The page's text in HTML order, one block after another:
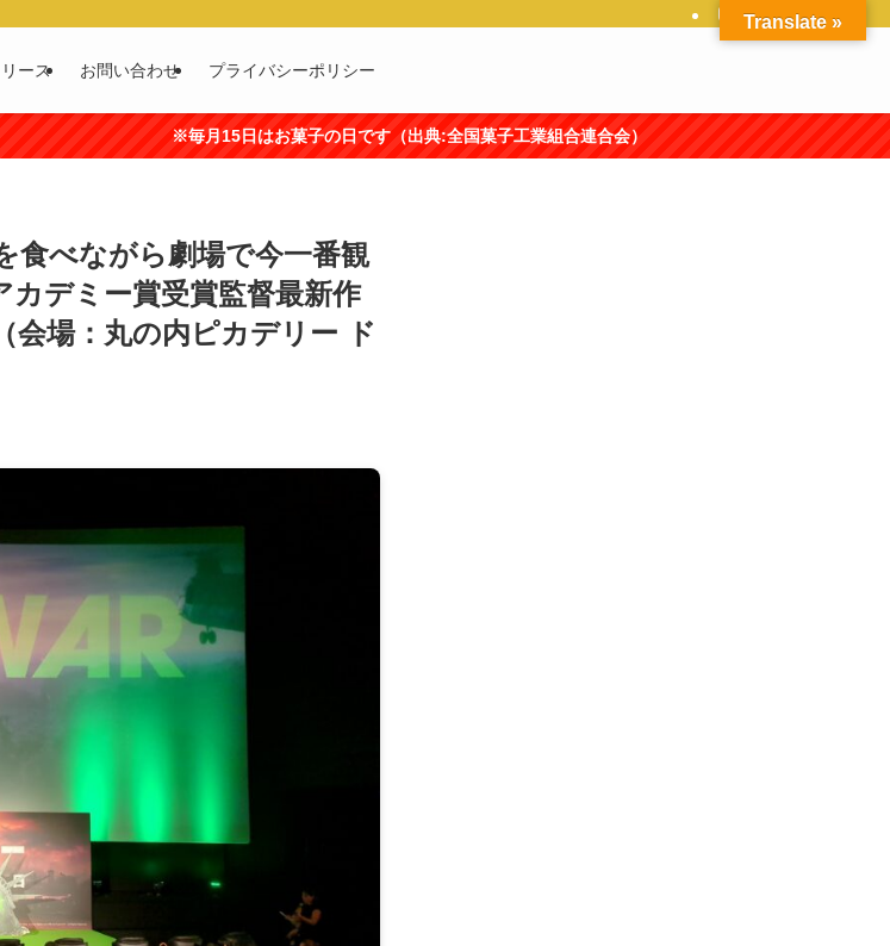
ース お問い合わせ プライバシーポリシー
日はお菓子の日です（出典:全国菓子工業組合連合会）
べながら劇場で今一番観
カデミー賞受賞監督最新作
会場：丸の内ピカデリー ド
Translate »